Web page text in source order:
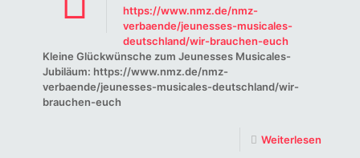
https://www.nmz.de/nmz-
verbaende/jeunesses-musicales-
deutschland/wir-brauchen-euch
Kleine Glückwünsche zum Jeunesses Musicales-
Jubiläum: https://www.nmz.de/nmz-
verbaende/jeunesses-musicales-deutschland/wir-
brauchen-euch
Weiterlesen